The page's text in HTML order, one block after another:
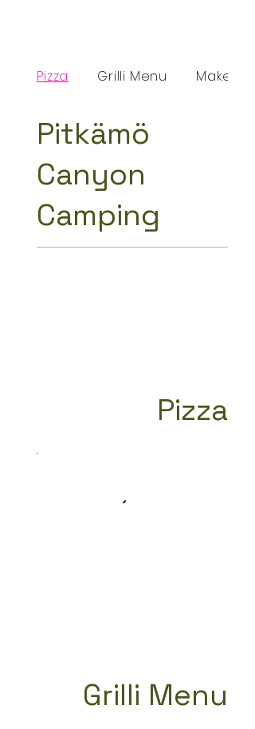
Pitkämö
Canyon
Camping
Pizza
Grilli Menu
Pizza Grilli Menu Makeat